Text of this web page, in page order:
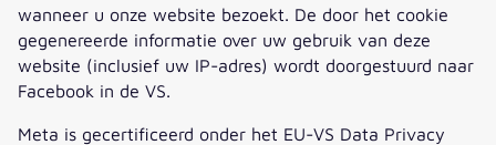
wanneer u onze website bezoekt. De door het cookie
gegenereerde informatie over uw gebruik van deze
website (inclusief uw IP-adres) wordt doorgestuurd naar
Facebook in de VS.
Meta is gecertificeerd onder het EU-VS Data Privacy